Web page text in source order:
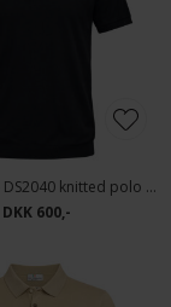
Due Signori - DS2040 knitted polo | Polo T-shirt Navy
DKK 600,-